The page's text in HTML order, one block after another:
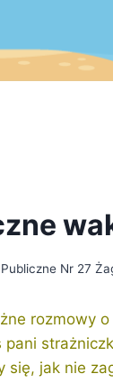
Nr 27
rozmowy
pani
się, jak nie